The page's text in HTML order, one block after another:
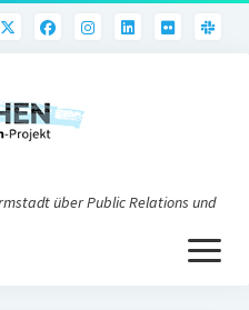
über Public Relations und
Menü
öffnen